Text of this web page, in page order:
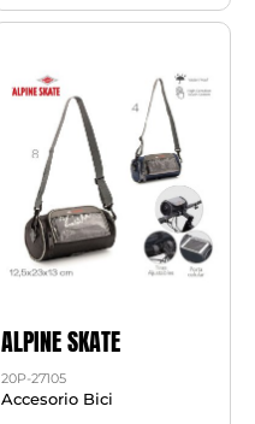
ALPINE SKATE
20P-27105
Accesorio Bici